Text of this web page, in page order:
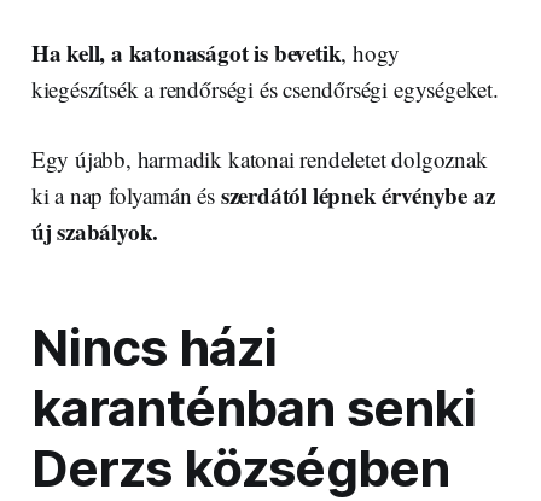
Ha kell, a katonaságot is bevetik, hogy
kiegészítsék a rendőrségi és csendőrségi egységeket.
Egy újabb, harmadik katonai rendeletet dolgoznak
ki a nap folyamán és szerdától lépnek érvénybe az
új szabályok.
Nincs házi
karanténban senki
Derzs községben